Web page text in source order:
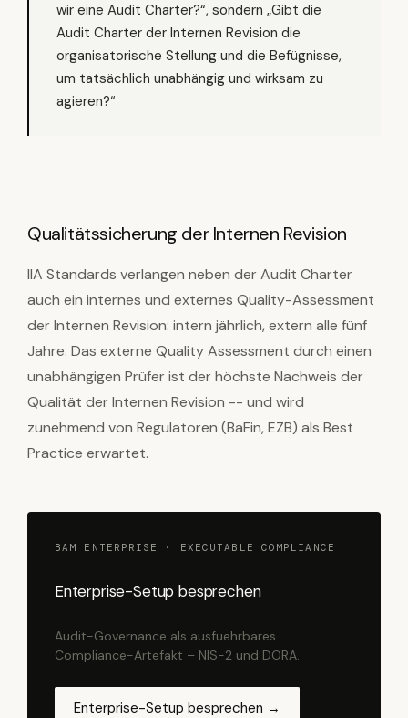
wir eine Audit Charter?“, sondern „Gibt die
Audit Charter der Internen Revision die
organisatorische Stellung und die Befügnisse,
um tatsächlich unabhängig und wirksam zu
agieren?“
Qualitätssicherung der Internen Revision
IIA Standards verlangen neben der Audit Charter
auch ein internes und externes Quality-Assessment
der Internen Revision: intern jährlich, extern alle fünf
Jahre. Das externe Quality Assessment durch einen
unabhängigen Prüfer ist der höchste Nachweis der
Qualität der Internen Revision -- und wird
zunehmend von Regulatoren (BaFin, EZB) als Best
Practice erwartet.
BAM ENTERPRISE · EXECUTABLE COMPLIANCE
Enterprise-Setup besprechen
Audit-Governance als ausfuehrbares
Compliance-Artefakt – NIS-2 und DORA.
Enterprise-Setup besprechen →